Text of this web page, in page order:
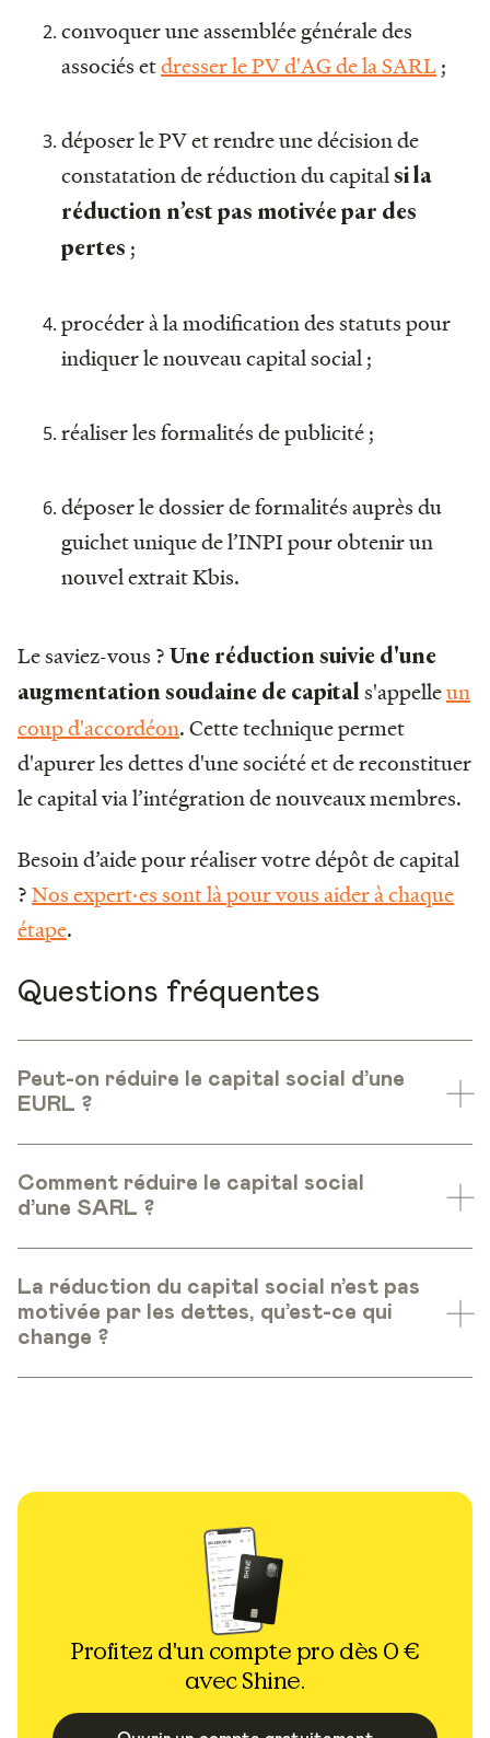
convoquer une assemblée générale des
associés etdresser le PV d'AG de la SARL;
déposer le PV et rendre une décision de
constatation de réduction du capitalsi la
réduction n’est pas motivée par des
pertes ;
procéder à la modification des statuts pour
indiquer le nouveau capital social ;
réaliser les formalités de publicité ;
déposer le dossier de formalités auprès du
guichet unique de l’INPI pour obtenir un
nouvel extrait Kbis.
Le saviez-vous ? Une réduction suivie d'une
augmentation soudaine de capital s'appelleun
coup d'accordéon. Cette technique permet
d'apurer les dettes d'une société et de reconstituer
le capital via l’intégration de nouveaux membres.
Besoin d’aide pour réaliser votre dépôt de capital
?Nos expert·es sont là pour vous aider à chaque
étape.
Questions fréquentes
Peut-on réduire le capital social d’une
EURL ?
Comment réduire le capital social
d’une SARL ?
La réduction du capital social n’est pas
motivée par les dettes, qu’est-ce qui
change ?
Profitez d'un compte pro dès 0 €
avec Shine.